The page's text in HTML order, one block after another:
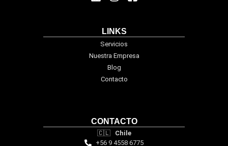
LINKS
Servicios
Nuestra Empresa
Blog
Contacto
CONTACTO
🇨🇱 Chile
+56 9 4558 6775